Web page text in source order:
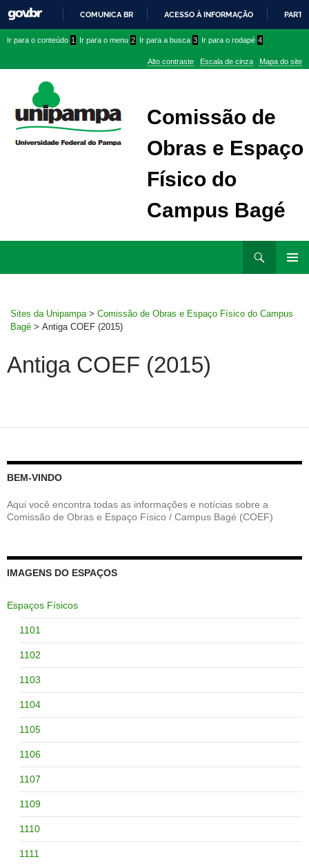
PARA
CONTEÚDO
COMUNICA BR ACESSO À INFORMAÇÃO
conteúdo
menu
superior
menu
Ir para o conteúdo 1 Ir para o menu 2 Ir para a busca 3 Ir para o rodapé 4
Alto contraste Escala de cinza Mapa do site
Comissão de
Obras e Espaço
Físico do
Campus Bagé
Sites da Unipampa > Comissão de Obras e Espaço Físico do Campus
Bagé > Antiga COEF (2015)
Antiga COEF (2015)
BEM-VINDO
Aqui você encontra todas as informações e notícias sobre a
Comissão de Obras e Espaço Físico / Campus Bagé (COEF)
IMAGENS DO ESPAÇOS
Espaços Físicos
1101
1102
1103
1104
1105
1106
1107
1109
1110
1111